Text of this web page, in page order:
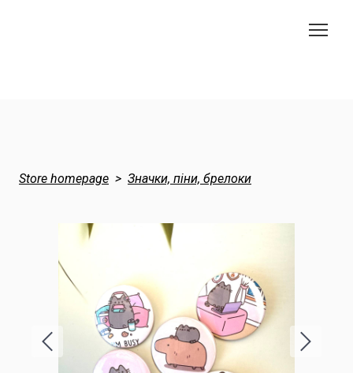
Store homepage Значки, піни, брелоки